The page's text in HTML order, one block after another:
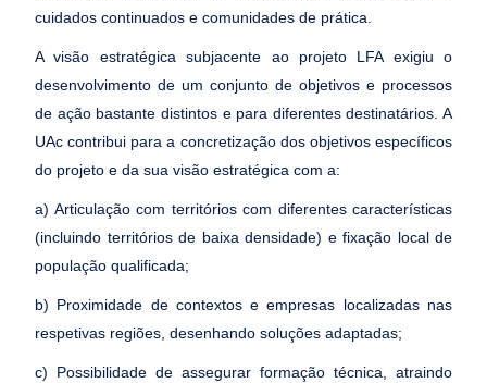
cuidados continuados e comunidades de prática.
A visão estratégica subjacente ao projeto LFA exigiu o
desenvolvimento de um conjunto de objetivos e processos
de ação bastante distintos e para diferentes destinatários. A
UAc contribui para a concretização dos objetivos específicos
do projeto e da sua visão estratégica com a:
a) Articulação com territórios com diferentes características
(incluindo territórios de baixa densidade) e fixação local de
população qualificada;
b) Proximidade de contextos e empresas localizadas nas
respetivas regiões, desenhando soluções adaptadas;
c) Possibilidade de assegurar formação técnica, atraindo